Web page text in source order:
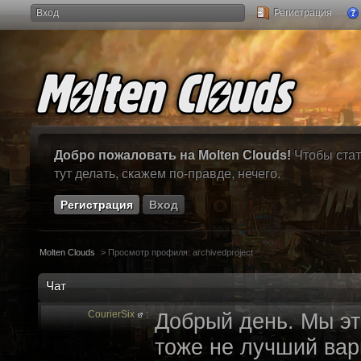
Вход Регистрация
Добро пожаловать на Molten Clouds! Чтобы
тут делать, скажем по-правде, нечего.
Регистрация Вход
Molten Clouds > Просмотр профиля: archivedproject
Чат
CourierSix : Добрый день. Мы
тоже не лучший